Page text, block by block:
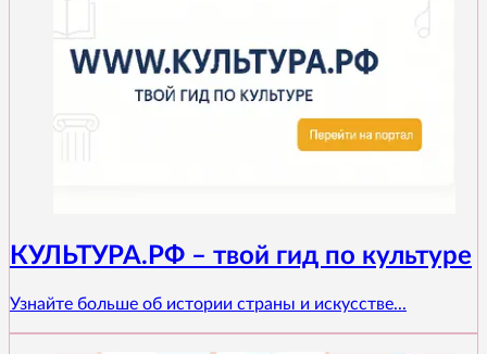
КУЛЬТУРА.РФ – твой гид по культуре
Узнайте больше об истории страны и искусстве...